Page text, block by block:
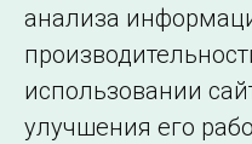
Подписаться на
анализа
использовании
улучшения его